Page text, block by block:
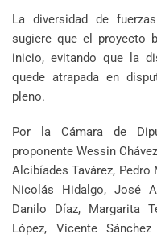
La diversidad de
sugiere que el proyecto
inicio, evitando que la
quede atrapada en
pleno.
Por la Cámara de
proponente Wessin
Alcibíades Tavárez,
Nicolás Hidalgo, José
Danilo Díaz, Margarita
López, Vicente